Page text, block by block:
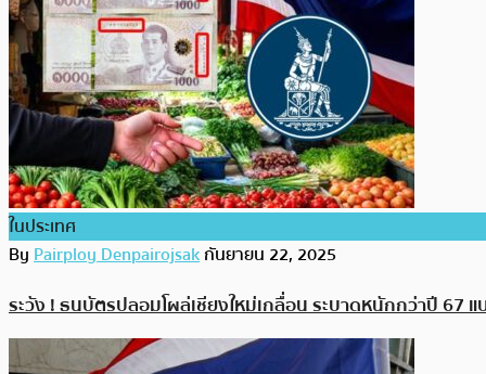
ในประเทศ
ByPairploy Denpairojsakกันยายน 22, 2025
ระวัง ! ธนบัตรปลอมโผล่เชียงใหม่เกลื่อน ระบาดหนักกว่าปี 67